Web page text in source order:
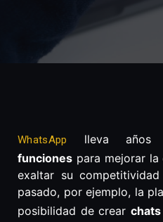
WhatsApp lleva años
funciones para mejorar
exaltar su
pasado, por ejemplo, la
posibilidad de crear